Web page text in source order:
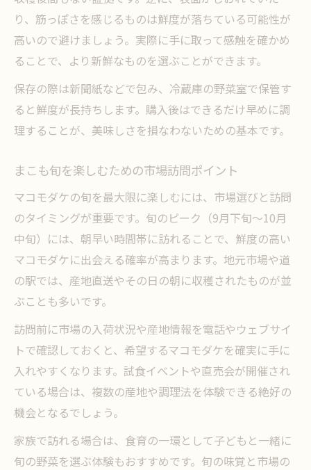
り、筋っぽさを感じるものは鮮度が落ちている可能性が
高いので避けましょう。実際に手に取って感触を確かめ
ることで、より新鮮なものを選ぶことができます。
保存の際は新聞紙などで包み、冷蔵庫の野菜室で保管す
ると鮮度が長持ちします。購入後はできるだけ早めに調
理することが、美味しさを損なわないための基本です。
まこも旬を楽しむための市場訪問ポイント
マコモダケの旬を最大限に楽しむには、市場選びと訪問
のタイミングが重要です。旬のピーク（9月下旬～10月
中旬）には、朝早い時間帯に訪れることで、鮮度の高い
マコモダケに出会える確率が高まります。地元市場や道
の駅では、産地直送やその日の朝に収穫されたものが並
ぶことも多いです。
訪問前に市場の入荷状況や産地情報を電話やウェブサイ
トで確認しておくと、希望するマコモダケを確実に手に
入れやすくなります。試食イベントや直売会が開催され
ている場合は、複数の産地や調理法を体験できる絶好の
機会となるでしょう。
家族で訪れる場合は、食育の一環として子どもと一緒に
旬の野菜を選ぶ体験もおすすめです。旬の味覚と市場の